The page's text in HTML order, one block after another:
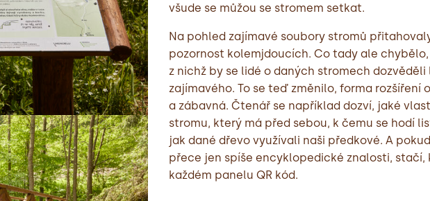
všude se můžou se stromem setkat.
Na pohled zajímavé soubory stromů
pozornost kolemjdoucích. Co tady ale
z nichž by se lidé o daných stromech dozvěděli
zajímavého. To se teď změnilo, forma rozšíření
a zábavná. Čtenář se například dozví, jaké
stromu, který má před sebou, k čemu se hodí
jak dané dřevo využívali naši předkové. A
přece jen spíše encyklopedické znalosti, stačí,
každém panelu QR kód.